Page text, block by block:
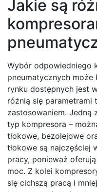
Jakie są
Wybór odpowiedniego
pneumatycznych może
rynku dostępnych jest
różnią się parametrami
zastosowaniem.
typ kompresora –
tłokowe, bezolejowe
tłokowe są najczęściej
pracy, ponieważ
moc. Z kolei
się cichszą pracą i